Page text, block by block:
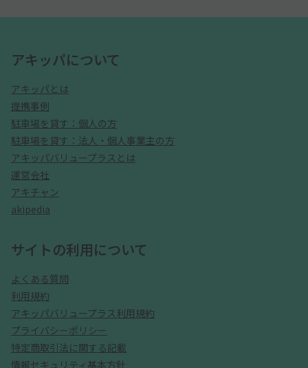
アキッパについて
アキッパとは
提携事例
駐車場を貸す：個人の方
駐車場を貸す：法人・個人事業主の方
アキッパバリュープラスとは
運営会社
アキチャン
akipedia
サイトの利用について
よくある質問
利用規約
アキッパバリュープラス利用規約
プライバシーポリシー
特定商取引法に関する記載
情報セキュリティ基本方針